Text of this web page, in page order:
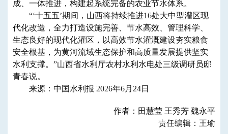
成、一体推进，构建起系统完备的农业节水体系。
“‘十五五’期间，山西将持续推进16处大中型灌区现
代化改造，全力打造设施完善、节水高效、管理科学、
生态良好的现代化灌区，以高效节水灌溉建设夯实粮食
安全根基，为黄河流域生态保护和高质量发展提供坚实
水利支撑。”山西省水利厅农村水利水电处三级调研员邸
青春说。
来源：中国水利报 2026年6月24日
作者：田慧莹 王秀芳 魏永平
责任编辑：王瑜